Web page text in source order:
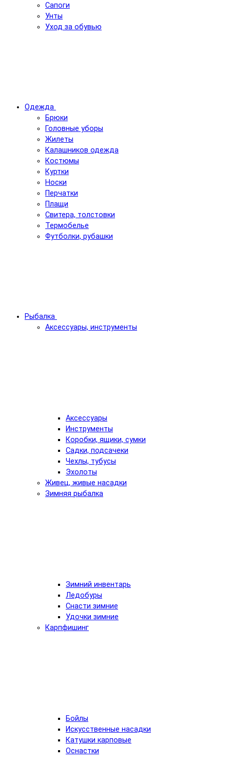
Сапоги
Унты
Уход за обувью
Одежда
Брюки
Головные уборы
Жилеты
Калашников одежда
Костюмы
Куртки
Носки
Перчатки
Плащи
Свитера, толстовки
Термобелье
Футболки, рубашки
Рыбалка
Аксессуары, инструменты
Аксессуары
Инструменты
Коробки, ящики, сумки
Садки, подсачеки
Чехлы, тубусы
Эхолоты
Живец, живые насадки
Зимняя рыбалка
Зимний инвентарь
Ледобуры
Снасти зимние
Удочки зимние
Карпфишинг
Бойлы
Искусственные насадки
Катушки карповые
Оснастки